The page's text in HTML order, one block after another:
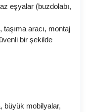
eşyalar (buzdolabı,
aracı, montaj
bir şekilde
büyük mobilyalar,